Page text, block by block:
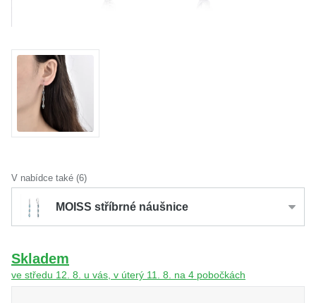
V nabídce také (6)
MOISS stříbrné náušnice
Skladem
ve středu 12. 8. u vás, v úterý 11. 8. na 4 pobočkách